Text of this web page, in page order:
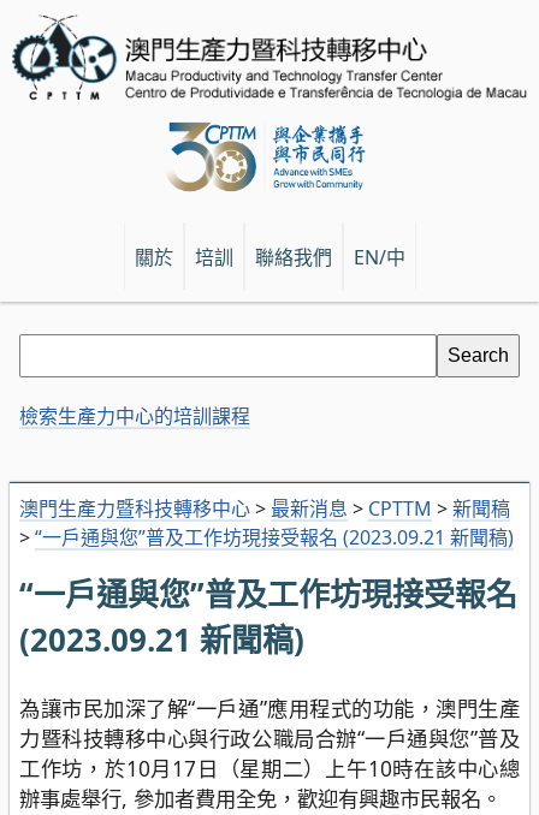
關於 培訓 聯絡我們 EN/中
澳門生產力暨科技轉移中心> 最新消息 > CPTTM >新聞稿
>“一戶通與您”普及工作坊現接受報名 (2023.09.21 新聞稿)
“一戶通與您”普及工作坊現接受報名
(2023.09.21 新聞稿)
為讓市民加深了解“一戶通”應用程式的功能，澳門生產
力暨科技轉移中心與行政公職局合辦“一戶通與您”普及
工作坊，於10月17日（星期二）上午10時在該中心總
辦事處舉行, 參加者費用全免，歡迎有興趣市民報名。
檢索生產力中心的培訓課程